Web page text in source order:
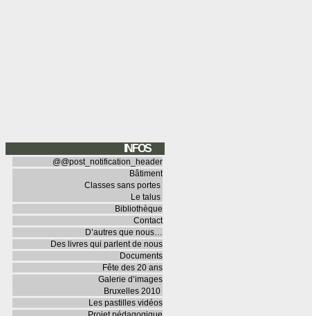
INFOS
@@post_notification_header
Bâtiment
Classes sans portes
Le talus
Bibliothèque
Contact
D’autres que nous…
Des livres qui parlent de nous
Documents
Fête des 20 ans
Galerie d’images
Bruxelles 2010
Les pastilles vidéos